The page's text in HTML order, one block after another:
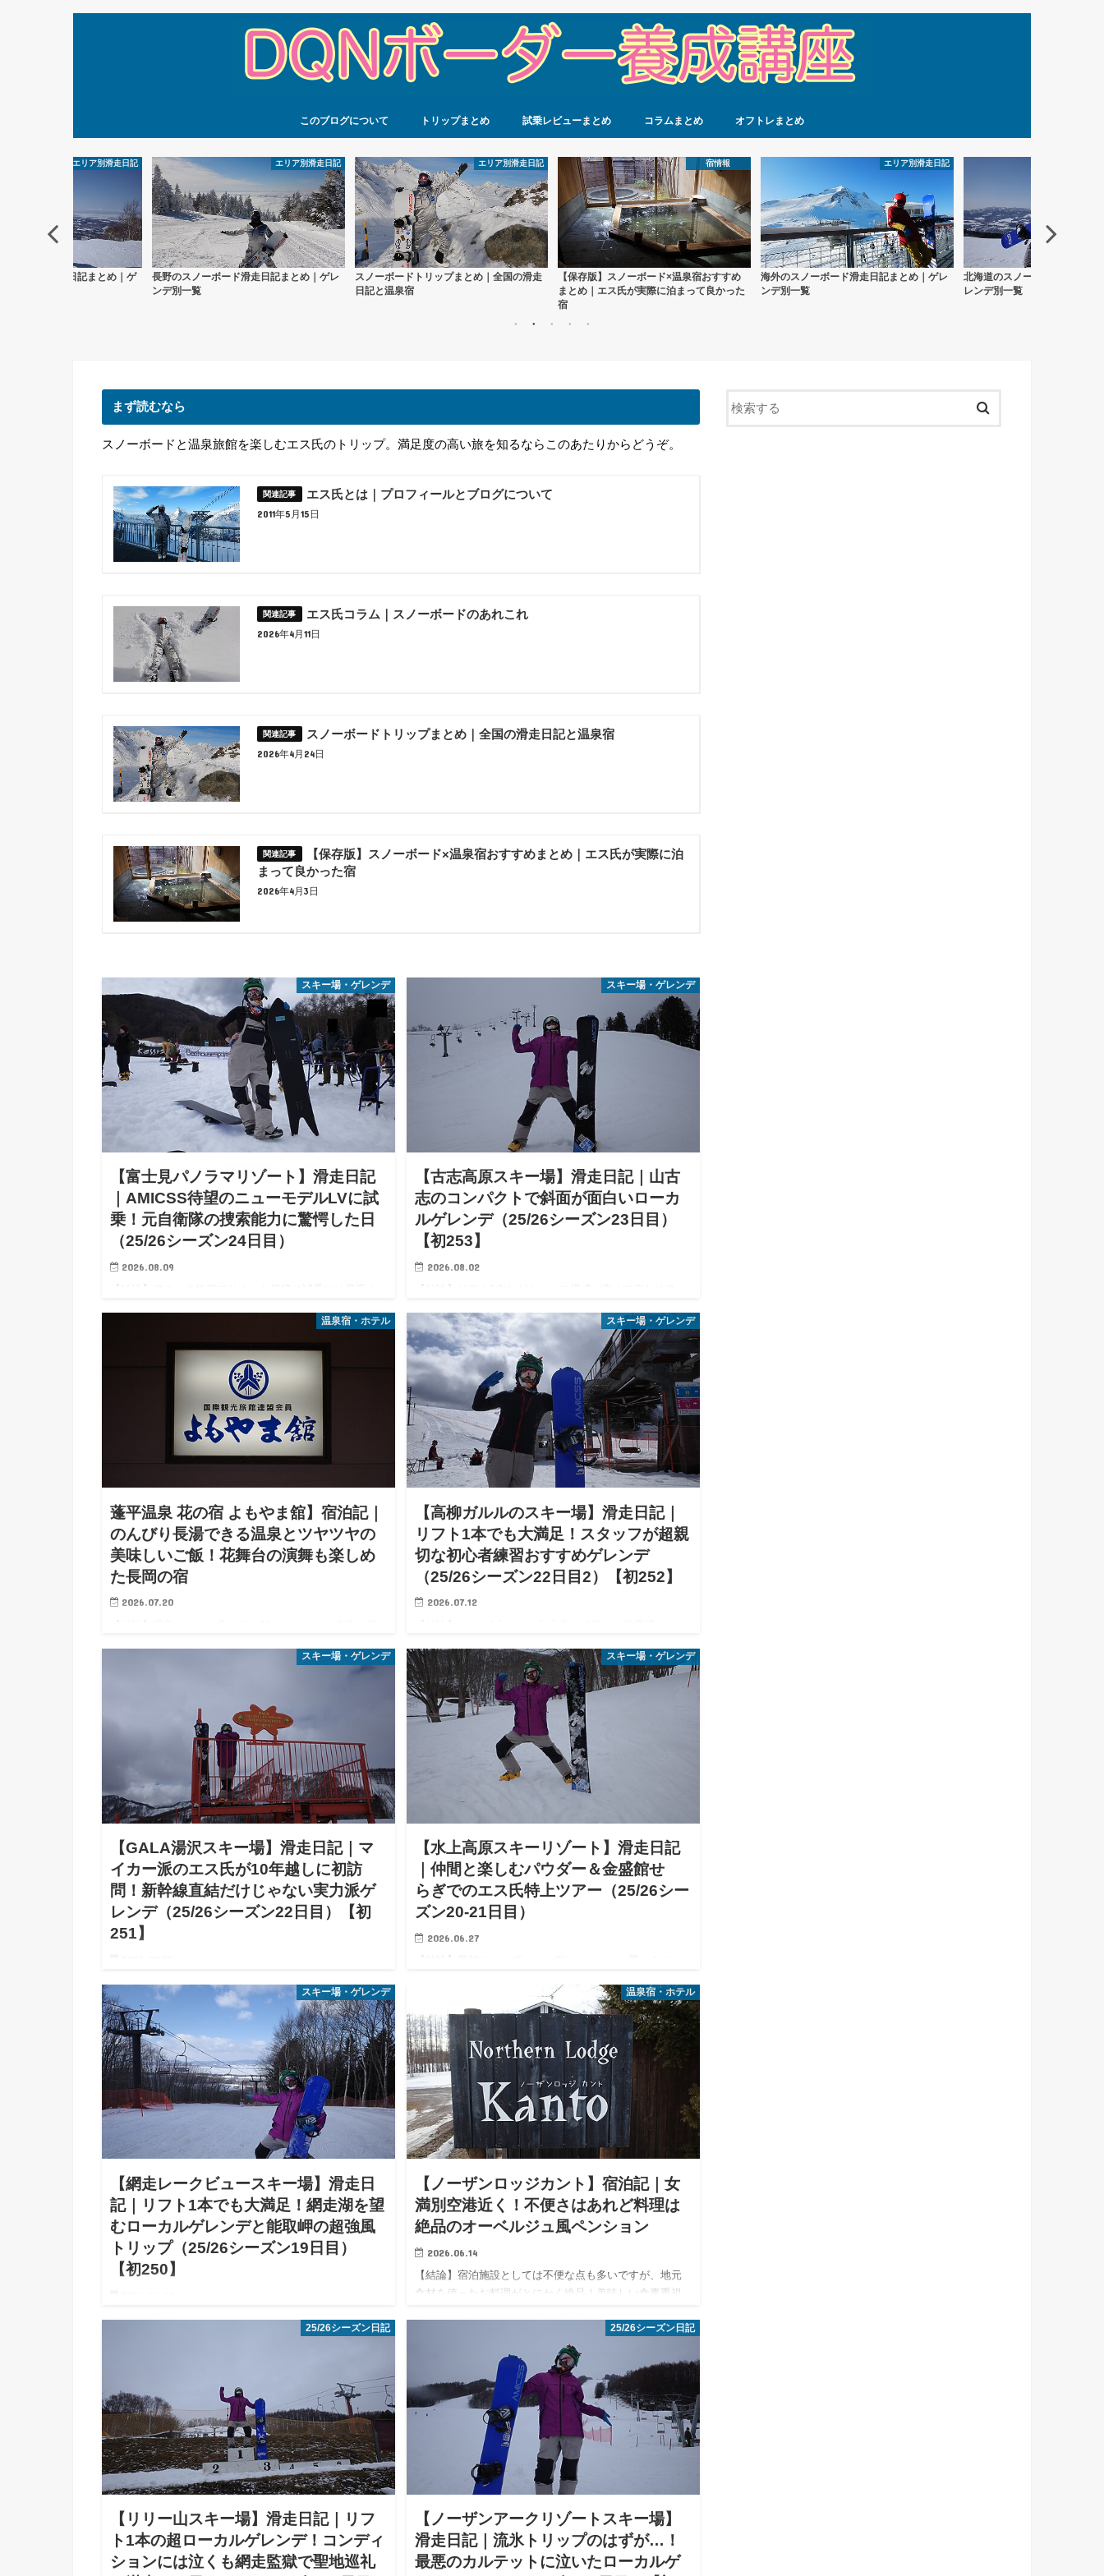
このブログについて トリップまとめ 試乗レビューまとめ コラムまとめ オフトレまとめ
エリア別滑走日記
ーボード滑走日記まとめ｜ゲ
エリア別滑走日記
長野のスノーボード滑走日記まとめ｜ゲレ
ンデ別一覧
エリア別滑走日記
スノーボードトリップまとめ｜全国の滑走
日記と温泉宿
宿情報
【保存版】スノーボード×温泉宿おすすめ
まとめ｜エス氏が実際に泊まって良かった
宿
エリア別滑走日記
海外のスノーボード滑走日記まとめ｜ゲレ
ンデ別一覧
北海道のスノーボード滑走日
レンデ別一覧
まず読むなら
スノーボードと温泉旅館を楽しむエス氏のトリップ。満足度の高い旅を知るならこのあたりからどうぞ。
エス氏とは｜プロフィールとブログについて
2011年5月15日
エス氏コラム｜スノーボードのあれこれ
2026年4月11日
スノーボードトリップまとめ｜全国の滑走日記と温泉宿
2026年4月24日
【保存版】スノーボード×温泉宿おすすめまとめ｜エス氏が実際に泊
まって良かった宿
2026年4月3日
スキー場・ゲレンデ
【富士見パノラマリゾート】滑走日記
｜AMICSS待望のニューモデルLVに試
乗！元自衛隊の捜索能力に驚愕した日
（25/26シーズン24日目）
2026.08.09
の仕上がりで、元自衛隊員の落とし物捜索スキルは本物
でしたな。 みなさんこんにちは。エス氏です。2026/3/20
スキー場・ゲレンデ
【古志高原スキー場】滑走日記｜山古
志のコンパクトで斜面が面白いローカ
ルゲレンデ（25/26シーズン23日目）
【初253】
2026.08.02
ーカルゲレンデでしたな。 みなさんこんにちは。エス氏
です。2026/3/14〜15は1泊2日で新潟県に滑りに行ってき
ま…
温泉宿・ホテル
蓬平温泉 花の宿 よもやま舘】宿泊記｜
のんびり長湯できる温泉とツヤツヤの
美味しいご飯！花舞台の演舞も楽しめ
た長岡の宿
2026.07.20
巡りに最適な趣のある良い旅館でしたな。 みなさんこん
スキー場・ゲレンデ
【高柳ガルルのスキー場】滑走日記｜
リフト1本でも大満足！スタッフが超親
切な初心者練習おすすめゲレンデ
（25/26シーズン22日目2）【初252】
2026.07.12
の優良ローカルゲレンデでしたな。 みなさんこんにち
は。エス氏です。2026/3/14〜15は1泊2日で新潟県に滑り
に行…
スキー場・ゲレンデ
【GALA湯沢スキー場】滑走日記｜マ
イカー派のエス氏が10年越しに初訪
問！新幹線直結だけじゃない実力派ゲ
レンデ（25/26シーズン22日目）【初
251】
【結論】新幹線派だけのものと思いきや、マイカー派も
普通に大満足！混雑を避けて北エリアを回せば、気持ち
いいカービングが楽しめる好印象なゲレンデでしたな。
みなさんこんにちは。エス氏です。2026/3/14〜15は1泊2
日で…
スキー場・ゲレンデ
【水上高原スキーリゾート】滑走日記
｜仲間と楽しむパウダー＆金盛館せゝ
らぎでのエス氏特上ツアー（25/26シー
ズン20-21日目）
2026.06.27
ました！ みなさんこんにちは。エス氏です。2026/3/7〜8
は仲間たちと1泊2日で群馬の水上高原スキー場に滑りに
行っ…
スキー場・ゲレンデ
【網走レークビュースキー場】滑走日
記｜リフト1本でも大満足！網走湖を望
むローカルゲレンデと能取岬の超強風
トリップ（25/26シーズン19日目）
【初250】
【結論】リフト1本ながら滑りごたえのある好斜面！網走
湖の絶景をバックに、前日の鬱憤を晴らす快適なカービ
し…
温泉宿・ホテル
【ノーザンロッジカント】宿泊記｜女
満別空港近く！不便さはあれど料理は
絶品のオーベルジュ風ペンション
2026.06.14
【結論】宿泊施設としては不便な点も多いですが、地元
食材を使ったお料理がとにかく絶品！美味しい食事重視
です。今回は北海道の女満別空港近くにある宿、「ノー
25/26シーズン日記
【リリー山スキー場】滑走日記｜リフ
ト1本の超ローカルゲレンデ！コンディ
ションには泣くも網走監獄で聖地巡礼
25/26シーズン日記
【ノーザンアークリゾートスキー場】
滑走日記｜流氷トリップのはずが…！
最悪のカルテットに泣いたローカルゲ